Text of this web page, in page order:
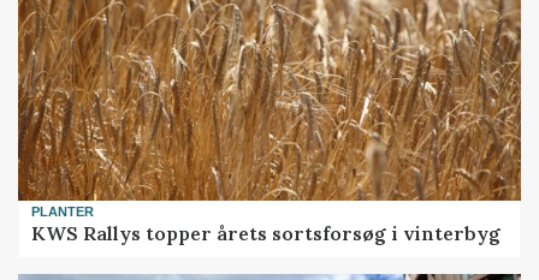
PLANTER
KWS Rallys topper årets sortsforsøg i vinterbyg